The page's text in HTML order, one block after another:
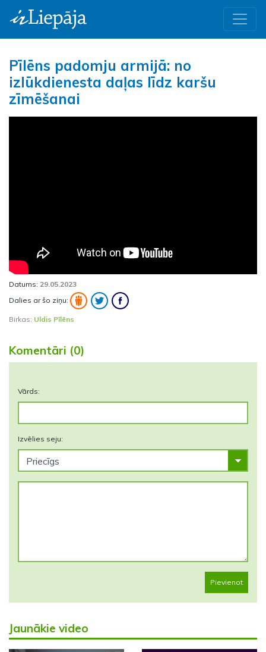
Pīlēns padomju armijā: no
izlūkdienesta daļas līdz karšu
zīmēšanai
Datums: 29.05.2023
Dalies ar šo ziņu:
Birkas: Uldis Pīlēns
Komentāri (0)
Vārds:
Izvēlies seju:
Pievienot
Jaunākie video